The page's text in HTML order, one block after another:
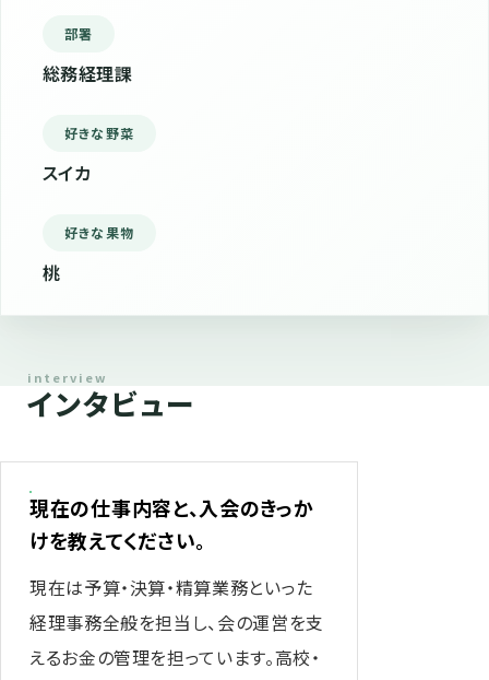
部署
総務経理課
好きな野菜
スイカ
好きな果物
桃
インタビュー
現在の仕事内容と、入会のきっか
けを教えてください。
現在は予算・決算・精算業務といった
経理事務全般を担当し、会の運営を支
えるお金の管理を担っています。高校・